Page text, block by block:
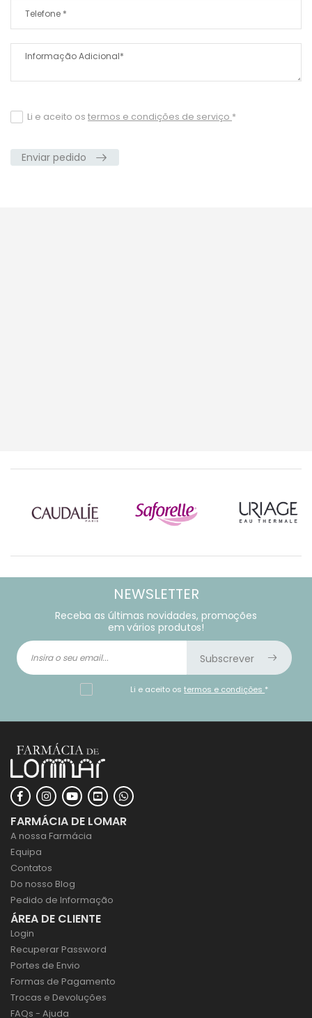
Li e aceito os termos e condições de serviço *
Enviar pedido
NEWSLETTER
Receba as últimas novidades, promoções
em vários produtos!
Subscrever
Li e aceito ostermos e condições *
FARMÁCIA DE LOMAR
A nossa Farmácia
Equipa
Contatos
Do nosso Blog
Pedido de Informação
ÁREA DE CLIENTE
Login
Recuperar Password
Portes de Envio
Formas de Pagamento
Trocas e Devoluções
FAQs - Ajuda